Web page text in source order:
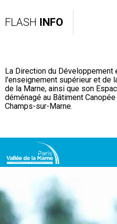
FLASH INFO
La Direction du Développement
l'enseignement supérieur et de
de la Marne, ainsi que son
déménagé au Bâtiment
Champs-sur-Marne.